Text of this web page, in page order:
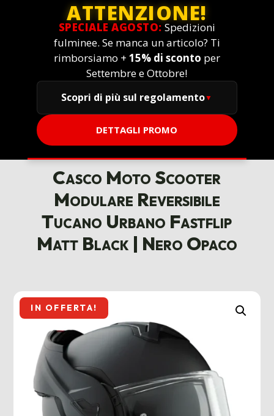
ATTENZIONE!
SPECIALE AGOSTO: Spedizioni
fulminee. Se manca un articolo? Ti
rimborsiamo + 15% di sconto per
Settembre e Ottobre!
Scopri di più sul regolamento
DETTAGLI PROMO
Casco Moto Scooter
Modulare Reversibile
Tucano Urbano Fastflip
Matt Black | Nero Opaco
IN OFFERTA!